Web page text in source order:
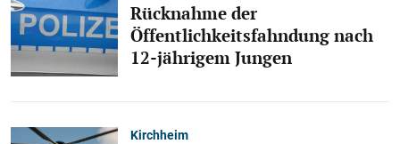
Rücknahme der
Öffentlichkeitsfahndung nach
12-jährigem Jungen
Kirchheim